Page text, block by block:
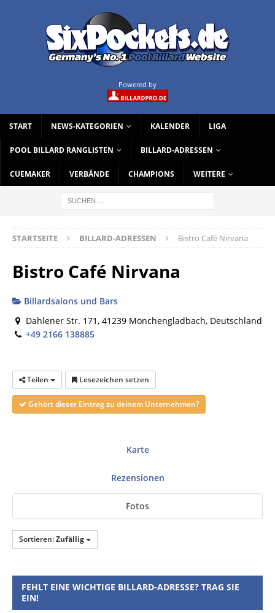
Powered by
START NEWS-KATEGORIEN KALENDER LIGA
POOL BILLARD RANGLISTEN BILLARD-ADRESSEN
CUEMAKER VERBÄNDE CHAMPIONS WEITERE
STARTSEITE BILLARD-ADRESSEN Bistro Café Nirvana
Bistro Café Nirvana
Billardsalons und Bars
Dahlener Str. 171, 41239 Mönchengladbach, Deutschland
+49 2166 138885
Teilen Lesezeichen setzen
Gehört dieser Eintrag zu deinem Unternehmen?
Karte
Rezensionen
Fotos
Sortieren:Zufällig
FEHLT EINE WICHTIGE BILLARD-ADRESSE? TRAG SIE
EIN!